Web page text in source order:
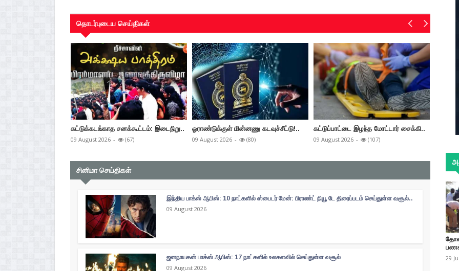
தொடர்புடைய செய்திகள்
கட்டுக்கடங்காத சனக்கூட்டம்: இடைநிறு..
09 August 2026 - (67)
ஓராண்டுக்குள் மின்னணு கடவுச்சீட்டு!..
09 August 2026 - (80)
கட்டுப்பாட்டை இழந்த மோட்டார் சைக்கி..
09 August 2026 - (107)
சினிமா செய்திகள்
இந்திய பாக்ஸ் ஆபிஸ்: 10 நாட்களில் ஸ்பைடர் மேன்: பிராண்ட் நியூ டே திரைப்படம் செய்துள்ள வசூல்..
09 August 2026
ஜனநாயகன் பாக்ஸ் ஆபிஸ்: 17 நாட்களில் உலகளவில் செய்துள்ள வசூல்
09 August 2026
29